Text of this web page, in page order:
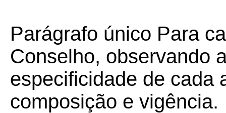
Parágrafo único Para
Conselho, observando
especificidade de cada
composição e vigência.